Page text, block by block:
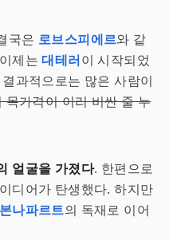
국은 로브스피에르와 같
제는대테러이 시작되었
과적으로는 많은 사람이
목가격이 이리 비싼 줄 누
얼굴을 가졌다. 한편으로
디어가 탄생했다. 하지만
나파르트의 독재로 이어